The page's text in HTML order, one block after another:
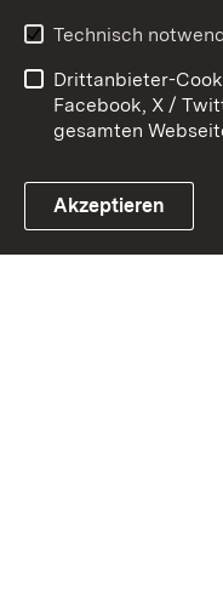
Link zum Landesportal
Impressum
Technisch
Drittanbieter-
Facebook, X /
gesamten
Akzeptieren